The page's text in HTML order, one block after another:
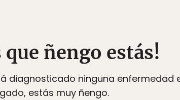
que ñengo estás!
diagnosticado ninguna enfermedad
estás muy ñengo.